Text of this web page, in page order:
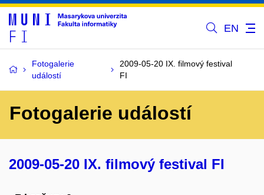
EN
Fotogalerie
událostí
2009-05-20 IX. filmový festival
FI
Fotogalerie událostí
2009-05-20 IX. filmový festival FI